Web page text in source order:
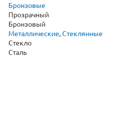
Бронзовые
Прозрачный
Бронзовый
Металлические,Стеклянные
Стекло
Сталь